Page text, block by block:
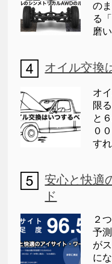
の
る
磨
オイル交換
オ
限
と
０
す
安心と快適
ド
２
予
が
に